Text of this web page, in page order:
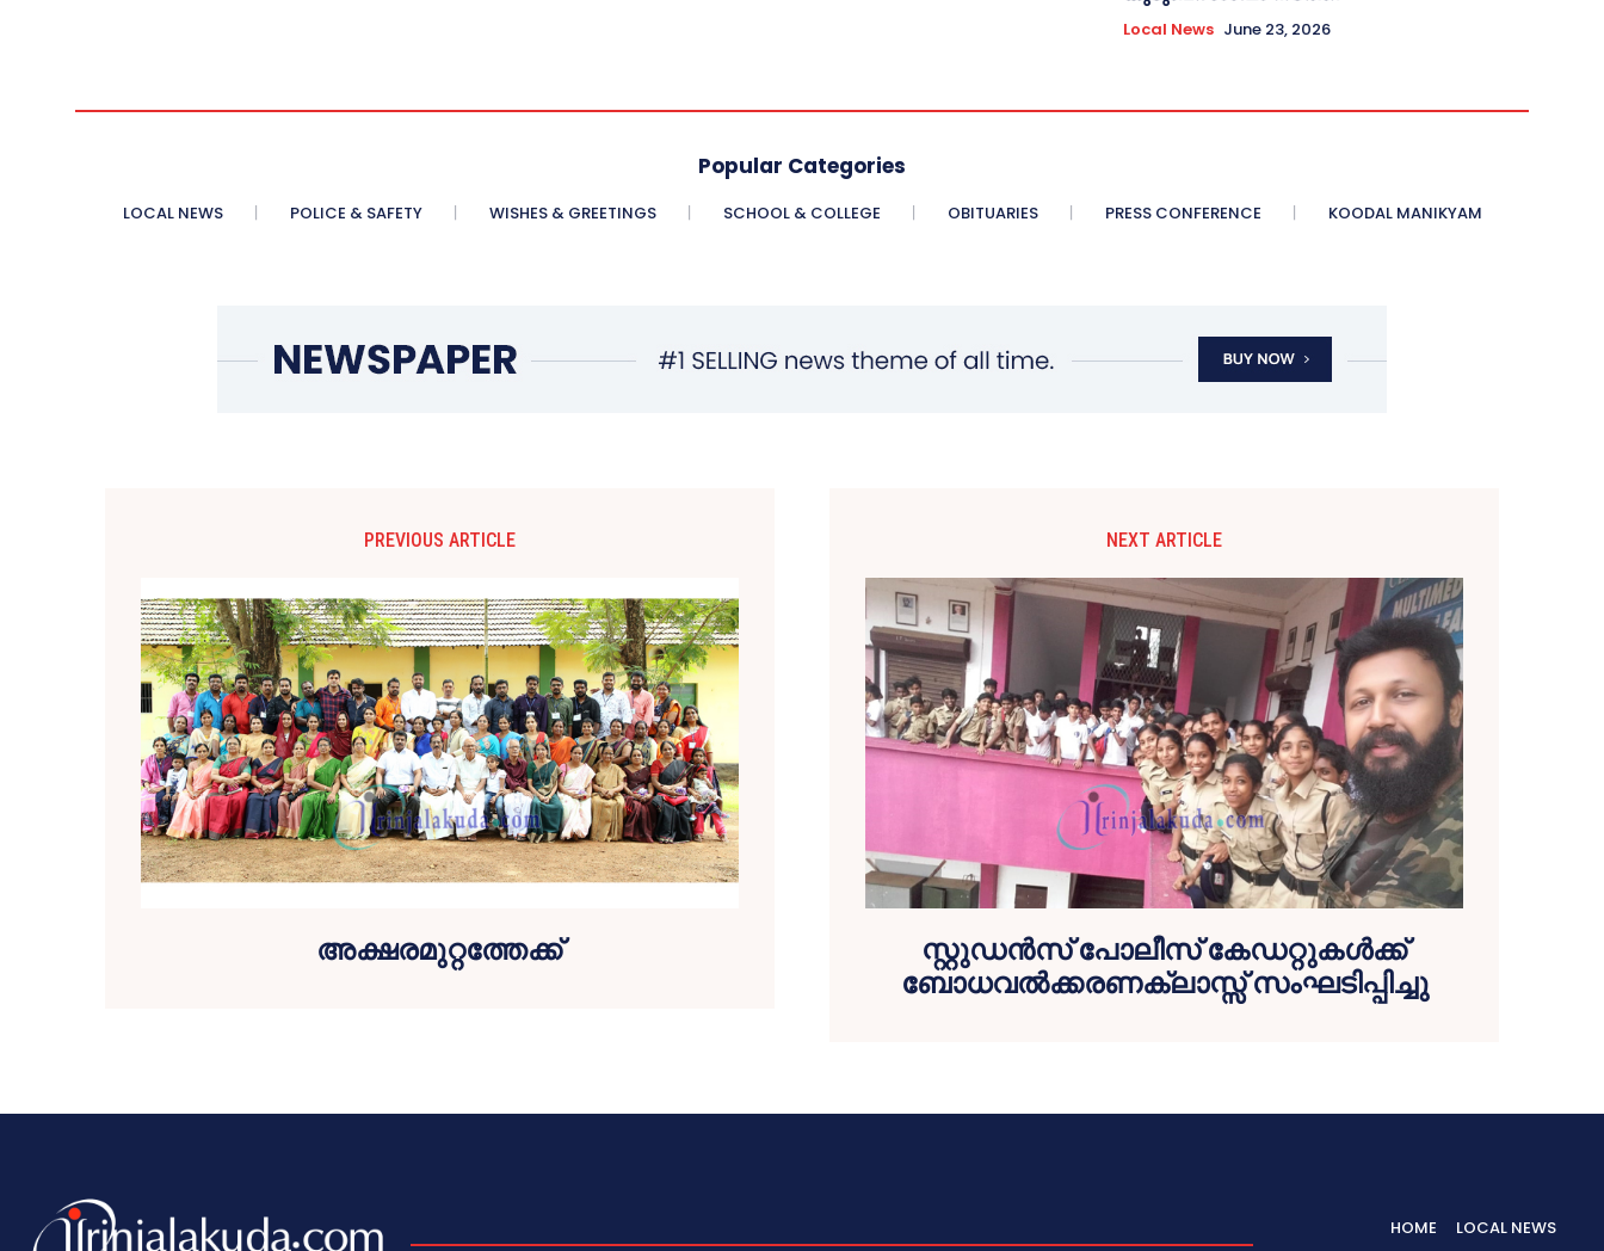
Local News June 23, 2026
Popular Categories
LOCAL NEWS POLICE & SAFETY WISHES & GREETINGS SCHOOL & COLLEGE OBITUARIES PRESS CONFERENCE KOODAL MANIKYAM
PREVIOUS ARTICLE
അക്ഷരമുറ്റത്തേക്ക്
NEXT ARTICLE
സ്റ്റുഡന്‍സ് പോലീസ് കേഡറ്റുകള്‍ക്ക്
ബോധവല്‍ക്കരണക്ലാസ്സ് സംഘടിപ്പിച്ചു
HOME
LOCAL NEWS